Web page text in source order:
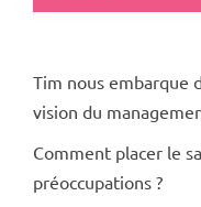
Tim nous embarque
vision du
Comment placer le
préoccupations ?